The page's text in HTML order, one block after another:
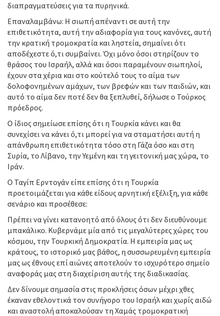
διαπραγματεύσεις για τα πυρηνικά.
Επαναλαμβάνω: Η σιωπή απέναντι σε αυτή την
επιθετικότητα, αυτή την αδιαφορία για τους κανόνες, αυτή
την κρατική τρομοκρατία και ληστεία, σημαίνει ότι
αποδέχεστε ό,τι συμβαίνει. Όχι μόνο όσοι στηρίζουν το
θράσος του Ισραήλ, αλλά και όσοι παραμένουν σιωπηλοί,
έχουν στα χέρια και στο κούτελό τους το αίμα των
δολοφονημένων αμάχων, των βρεφών και των παιδιών, και
αυτό το αίμα δεν ποτέ δεν θα ξεπλυθεί, δήλωσε ο Τούρκος
πρόεδρος.
Ο ίδιος σημείωσε επίσης ότι η Τουρκία κάνει και θα
συνεχίσει να κάνει ό,τι μπορεί για να σταματήσει αυτή η
απάνθρωπη επιθετικότητα τόσο στη Γάζα όσο και στη
Συρία, το Λίβανο, την Υεμένη και τη γειτονική μας χώρα, το
Ιράν.
Ο Ταγίπ Ερντογάν είπε επίσης ότι η Τουρκία
προετοιμάζεται για κάθε είδους αρνητική εξέλιξη, για κάθε
σενάριο και προσέθεσε:
Πρέπει να γίνει κατανοητό από όλους ότι δεν διευθύνουμε
μπακάλικο. Κυβερνάμε μία από τις μεγαλύτερες χώρες του
κόσμου, την Τουρκική Δημοκρατία. Η εμπειρία μας ως
κράτους, το ιστορικό μας βάθος, η συσσωρευμένη εμπειρία
μας ως έθνους επί αιώνες αποτελούν το ισχυρότερο σημείο
αναφοράς μας στη διαχείριση αυτής της διαδικασίας.
Δεν δίνουμε σημασία στις προκλήσεις όσων μέχρι χθες
έκαναν εθελοντικά τον συνήγορο του Ισραήλ και χωρίς αιδώ
και αναστολή αποκαλούσαν τη Χαμάς τρομοκρατική